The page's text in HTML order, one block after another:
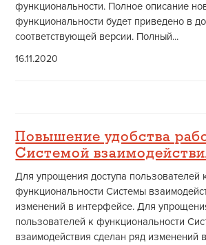
функциональности. Полное описание
функциональности будет приведено в
соответствующей версии. Полный...
16.11.2020
Повышение удобства
Системой
Для упрощения доступа пользователей
функциональности Системы
изменений в интерфейсе. Для
пользователей к функциональности
взаимодействия сделан ряд изменений